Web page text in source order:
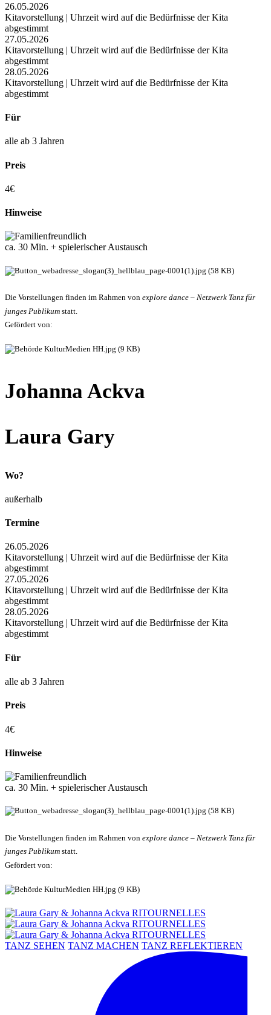
26.05.2026
Kitavorstellung | Uhrzeit wird auf die Bedürfnisse der Kita
abgestimmt
27.05.2026
Kitavorstellung | Uhrzeit wird auf die Bedürfnisse der Kita
abgestimmt
28.05.2026
Kitavorstellung | Uhrzeit wird auf die Bedürfnisse der Kita
abgestimmt
Für
alle ab 3 Jahren
Preis
4€
Hinweise
ca. 30 Min. + spielerischer Austausch
Die Vorstellungen finden im Rahmen von explore dance – Netzwerk Tanz für
junges Publikum statt.
Gefördert von:
Johanna Ackva
Laura Gary
Wo?
außerhalb
Termine
26.05.2026
Kitavorstellung | Uhrzeit wird auf die Bedürfnisse der Kita
abgestimmt
27.05.2026
Kitavorstellung | Uhrzeit wird auf die Bedürfnisse der Kita
abgestimmt
28.05.2026
Kitavorstellung | Uhrzeit wird auf die Bedürfnisse der Kita
abgestimmt
Für
alle ab 3 Jahren
Preis
4€
Hinweise
ca. 30 Min. + spielerischer Austausch
Die Vorstellungen finden im Rahmen von explore dance – Netzwerk Tanz für
junges Publikum statt.
Gefördert von:
TANZ SEHEN TANZ MACHEN TANZ REFLEKTIEREN